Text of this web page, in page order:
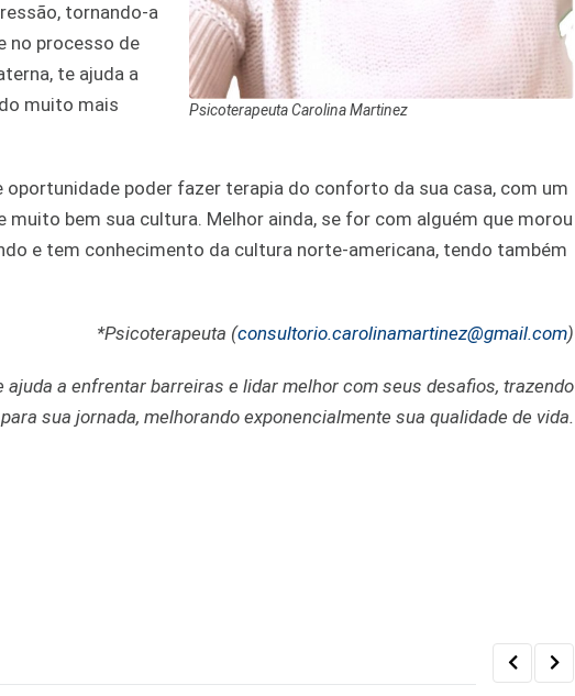
Psicoterapeuta Carolina Martinez
tornando-a
no processo de
te ajuda a
muito mais
poder fazer terapia do conforto da sua casa, com um
bem sua cultura. Melhor ainda, se for com alguém que morou
e tem conhecimento da cultura norte-americana, tendo também
*Psicoterapeuta (consultorio.carolinamartinez@gmail.com)
a enfrentar barreiras e lidar melhor com seus desafios, trazendo
sua jornada, melhorando exponencialmente sua qualidade de vida.